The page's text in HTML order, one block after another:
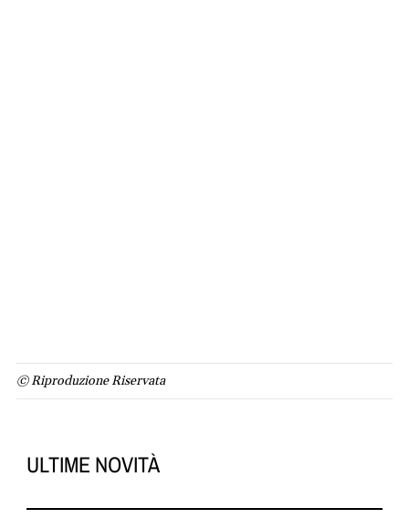
© Riproduzione Riservata
ULTIME NOVITÀ